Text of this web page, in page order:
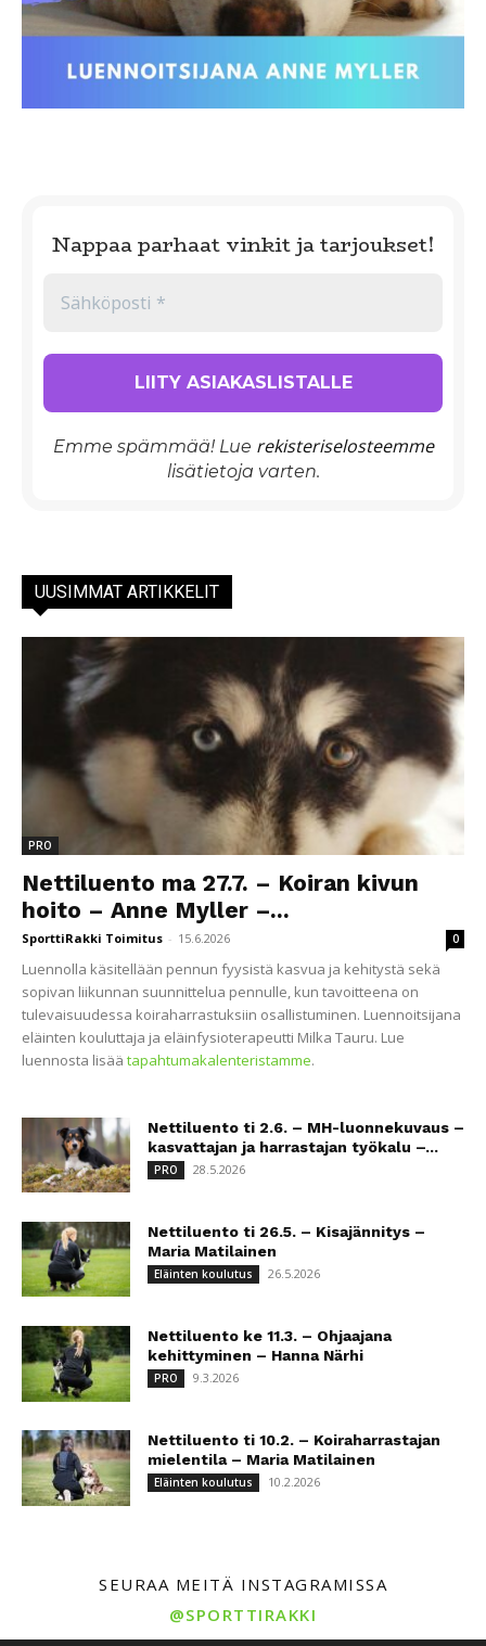
Nappaa parhaat vinkit ja tarjoukset!
Emme spämmää! Lue rekisteriselosteemme
lisätietoja varten.
UUSIMMAT ARTIKKELIT
PRO
Nettiluento ma 27.7. – Koiran kivun
hoito – Anne Myller –...
SporttiRakki Toimitus - 15.6.2026 0
Luennolla käsitellään pennun fyysistä kasvua ja kehitystä sekä
sopivan liikunnan suunnittelua pennulle, kun tavoitteena on
tulevaisuudessa koiraharrastuksiin osallistuminen. Luennoitsijana
eläinten kouluttaja ja eläinfysioterapeutti Milka Tauru. Lue
luennosta lisää tapahtumakalenteristamme.
Nettiluento ti 2.6. – MH-luonnekuvaus –
kasvattajan ja harrastajan työkalu –...
PRO 28.5.2026
Nettiluento ti 26.5. – Kisajännitys –
Maria Matilainen
Eläinten koulutus 26.5.2026
Nettiluento ke 11.3. – Ohjaajana
kehittyminen – Hanna Närhi
PRO 9.3.2026
Nettiluento ti 10.2. – Koiraharrastajan
mielentila – Maria Matilainen
Eläinten koulutus 10.2.2026
SEURAA MEITÄ INSTAGRAMISSA
@SPORTTIRAKKI